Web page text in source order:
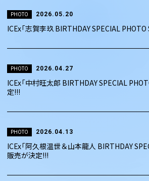
PHOTO 2026.05.20
ICEx「志賀李玖 BIRTHDAY SPECIAL
PHOTO 2026.04.27
ICEx「中村旺太郎 BIRTHDAY SPECIAL
定!!!
PHOTO 2026.04.13
ICEx「阿久根温世＆山本龍人 BIRTHDAY
販売が決定!!!